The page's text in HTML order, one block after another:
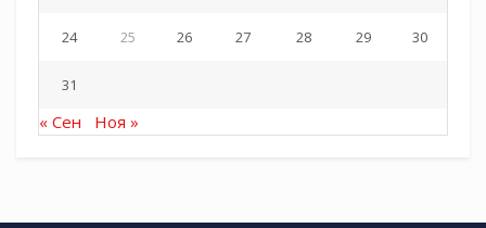
24 25 26 27 28 29 30
31
« Сен Ноя »